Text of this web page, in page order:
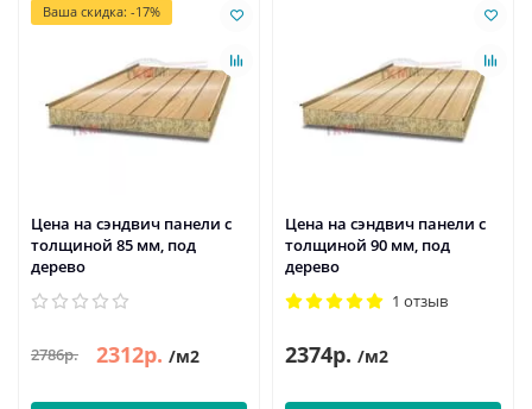
Ваша скидка: -17%
Цена на сэндвич панели с
толщиной 85 мм, под
дерево
2786р. 2312р. /м2
Цена на сэндвич панели с
толщиной 90 мм, под
дерево
1 отзыв
2374р. /м2